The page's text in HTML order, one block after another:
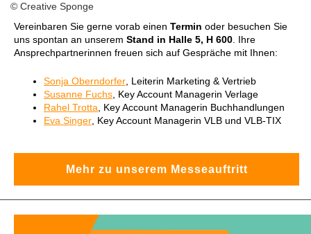
© Creative Sponge
Vereinbaren Sie gerne vorab einen Termin oder besuchen Sie
uns spontan an unserem Stand in Halle 5, H 600 . Ihre
Ansprechpartnerinnen freuen sich auf Gespräche mit Ihnen:
Sonja Oberndorfer , Leiterin Marketing & Vertrieb
Susanne Fuchs , Key Account Managerin Verlage
Rahel Trotta , Key Account Managerin Buchhandlungen
Eva Singer , Key Account Managerin VLB und VLB-TIX
Mehr zu unserem Messeauftritt